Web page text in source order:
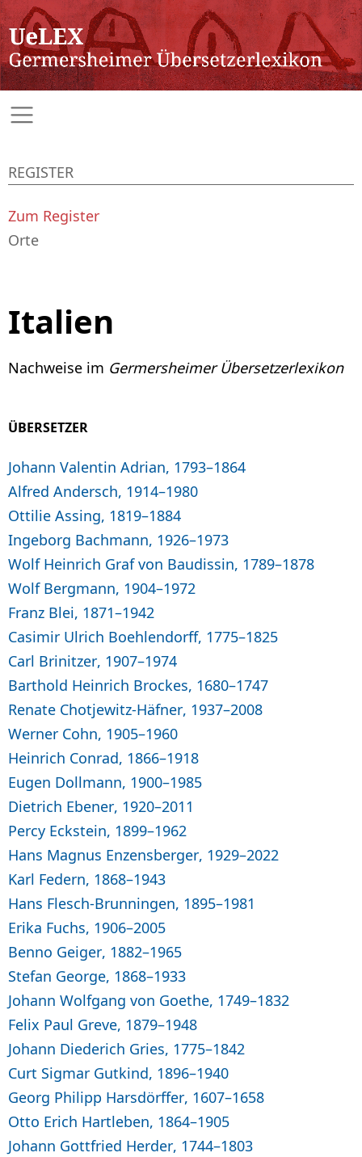
Italien
Nachweise im Germersheimer Übersetzerlexikon
ÜBERSETZER
Johann Valentin Adrian, 1793–1864
Alfred Andersch, 1914–1980
Ottilie Assing, 1819–1884
Ingeborg Bachmann, 1926–1973
Wolf Heinrich Graf von Baudissin, 1789–1878
Wolf Bergmann, 1904–1972
Franz Blei, 1871–1942
Casimir Ulrich Boehlendorff, 1775–1825
Carl Brinitzer, 1907–1974
Barthold Heinrich Brockes, 1680–1747
Renate Chotjewitz-Häfner, 1937–2008
Werner Cohn, 1905–1960
Heinrich Conrad, 1866–1918
Eugen Dollmann, 1900–1985
Dietrich Ebener, 1920–2011
Percy Eckstein, 1899–1962
Hans Magnus Enzensberger, 1929–2022
Karl Federn, 1868–1943
Hans Flesch-Brunningen, 1895–1981
Erika Fuchs, 1906–2005
Benno Geiger, 1882–1965
Stefan George, 1868–1933
Johann Wolfgang von Goethe, 1749–1832
Felix Paul Greve, 1879–1948
Johann Diederich Gries, 1775–1842
Curt Sigmar Gutkind, 1896–1940
Georg Philipp Harsdörffer, 1607–1658
Otto Erich Hartleben, 1864–1905
Johann Gottfried Herder, 1744–1803
REGISTER
Zum Register
Orte